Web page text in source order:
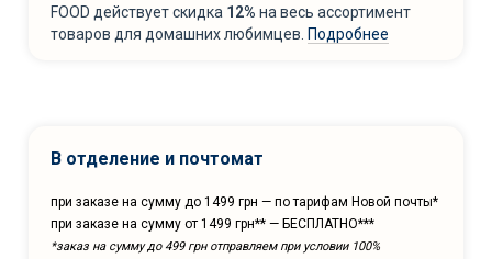
FOOD действует скидка 12% на весь ассортимент
товаров для домашних любимцев. Подробнее
В отделение и почтомат
при заказе на сумму до 1499 грн — по тарифам Новой почты*
при заказе на сумму от 1499 грн** — БЕСПЛАТНО***
*заказ на сумму до 499 грн отправляем при условии 100%